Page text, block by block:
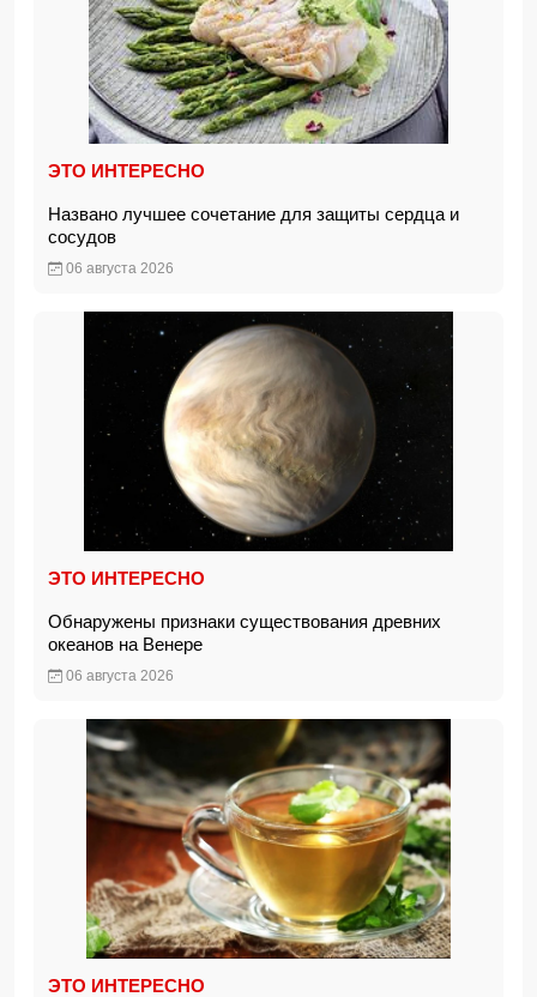
ЭТО ИНТЕРЕСНО
Названо лучшее сочетание для защиты сердца и
сосудов
06 августа 2026
ЭТО ИНТЕРЕСНО
Обнаружены признаки существования древних
океанов на Венере
06 августа 2026
ЭТО ИНТЕРЕСНО